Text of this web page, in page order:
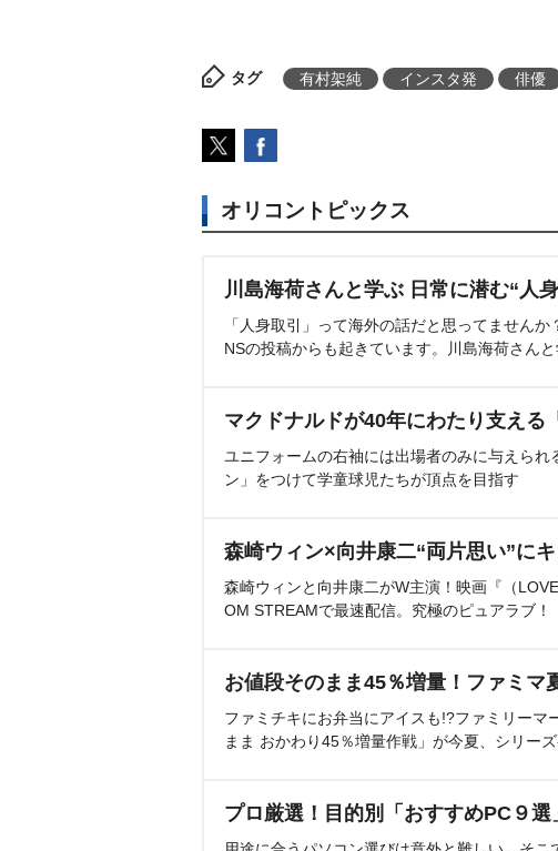
タグ 有村架純 インスタ発 俳優
オリコントピックス
川島海荷さんと学ぶ 日常に潜む“人
「人身取引」って海外の話だと思ってません
NSの投稿からも起きています。川島海荷さんと
マクドナルドが40年にわたり支える
ユニフォームの右袖には出場者のみに与えられ
ン」をつけて学童球児たちが頂点を目指す
森崎ウィン×向井康二“両片思い”に
森崎ウィンと向井康二がW主演！映画『（
OM STREAMで最速配信。究極のピュアラブ！
お値段そのまま45％増量！ファミマ
ファミチキにお弁当にアイスも!?ファミリーマ
まま おかわり45％増量作戦」が今夏、シリー
プロ厳選！目的別「おすすめPC９選